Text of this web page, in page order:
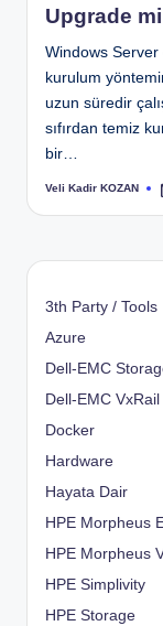
Upgrade mi
Windows
kurulum
uzun süredir
sıfırdan temiz
bir…
Posted
Veli Kadir KOZAN
3th Party / Tools
Azure
Dell-EMC
Dell-EMC VxRail
Docker
Hardware
Hayata Dair
HPE Morpheus
HPE Morpheus
HPE Simplivity
HPE Storage